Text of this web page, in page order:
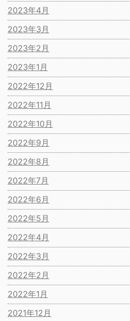
2023年4月
2023年3月
2023年2月
2023年1月
2022年12月
2022年11月
2022年10月
2022年9月
2022年8月
2022年7月
2022年6月
2022年5月
2022年4月
2022年3月
2022年2月
2022年1月
2021年12月